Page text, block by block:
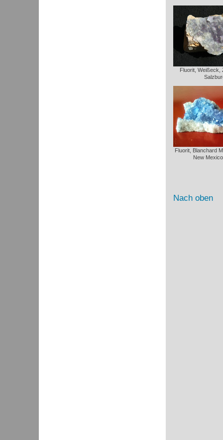
Fluorit, Weißeck,
Fluorit, Blanchard
New
Nach oben